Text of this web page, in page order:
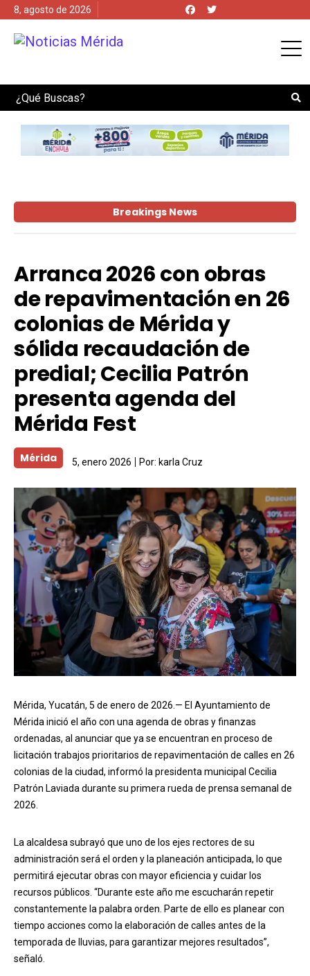
8, agosto de 2026
Search
Breakings News
Arranca 2026 con obras
de repavimentación en 26
colonias de Mérida y
sólida recaudación de
predial; Cecilia Patrón
presenta agenda del
Mérida Fest
Mérida 5, enero 2026 Por: karla Cruz
Mérida, Yucatán, 5 de enero de 2026.— El Ayuntamiento de
Mérida inició el año con una agenda de obras y finanzas
ordenadas, al anunciar que ya se encuentran en proceso de
licitación trabajos prioritarios de repavimentación de calles en 26
colonias de la ciudad, informó la presidenta municipal Cecilia
Patrón Laviada durante su primera rueda de prensa semanal de
2026.
La alcaldesa subrayó que uno de los ejes rectores de su
administración será el orden y la planeación anticipada, lo que
permitirá ejecutar obras con mayor eficiencia y cuidar los
recursos públicos. “Durante este año me escucharán repetir
constantemente la palabra orden. Parte de ello es planear con
tiempo acciones como la elaboración de calles antes de la
temporada de lluvias, para garantizar mejores resultados”,
señaló.